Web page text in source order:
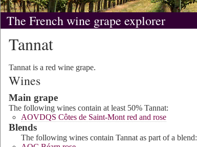
The French wine grape explorer
Tannat
Tannat is a red wine grape.
Wines
Main grape
The following wines contain at least 50% Tannat:
AOVDQS Côtes de Saint-Mont red and rose
Blends
The following wines contain Tannat as part of a blend: